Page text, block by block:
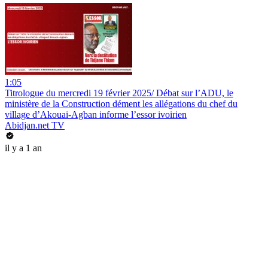
1:05
Titrologue du mercredi 19 février 2025/ Débat sur l’ADU, le
ministère de la Construction dément les allégations du chef du
village d’Akouai-Agban informe l’essor ivoirien
Abidjan.net TV
il y a 1 an